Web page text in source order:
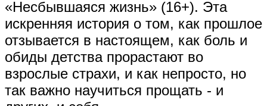
«Несбывшаяся жизнь» (16+). Эта
искренняя история о том, как прошлое
отзывается в настоящем, как боль и
обиды детства прорастают во
взрослые страхи, и как непросто, но
так важно научиться прощать - и